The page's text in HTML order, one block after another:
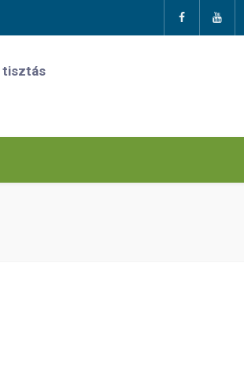
tisztás